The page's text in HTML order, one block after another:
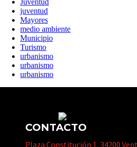
juventud
Mayores
medio ambiente
Municipio
Turismo
urbanismo
urbanismo
urbanismo
CONTACTO
Plaza Constitución 1, 34200